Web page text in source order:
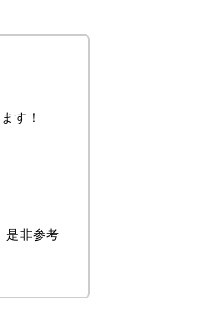
す！
是非参考